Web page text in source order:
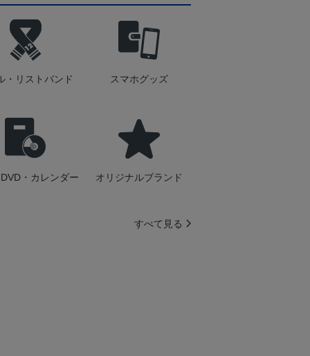
・リストバンド スマホグッズ
・カレンダー オリジナルブランド
すべて見る